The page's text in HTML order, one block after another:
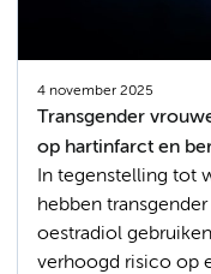
4 november 2025
Transgender
op hartinfarct en
In tegenstelling tot
hebben
oestradiol
verhoogd risico op